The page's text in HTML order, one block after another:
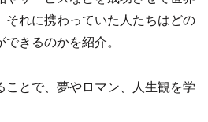
それに携わっていた人たちはどの
きるのかを紹介。
ことで、夢やロマン、人生観を学